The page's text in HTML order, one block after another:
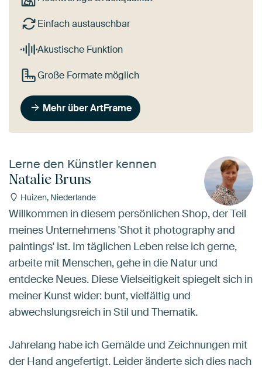
Einfach austauschbar
Akustische Funktion
Große Formate möglich
Mehr über ArtFrame
Lerne den Künstler kennen
Natalie Bruns
Huizen, Niederlande
Willkommen in diesem persönlichen Shop, der Teil
meines Unternehmens 'Shot it photography and
paintings' ist. Im täglichen Leben reise ich gerne,
arbeite mit Menschen, gehe in die Natur und
entdecke Neues. Diese Vielseitigkeit spiegelt sich in
meiner Kunst wider: bunt, vielfältig und
abwechslungsreich in Stil und Thematik.
Jahrelang habe ich Gemälde und Zeichnungen mit
der Hand angefertigt. Leider änderte sich dies nach